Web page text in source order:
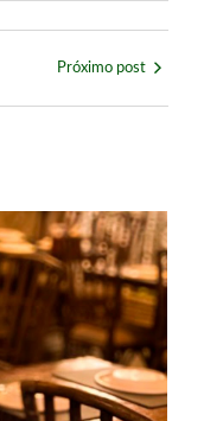
Próximo post